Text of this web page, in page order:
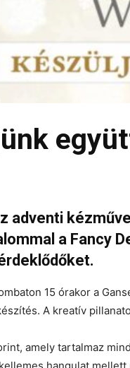
adventi
a Fancy
15 órakor a
A kreatív
amely tartalmaz